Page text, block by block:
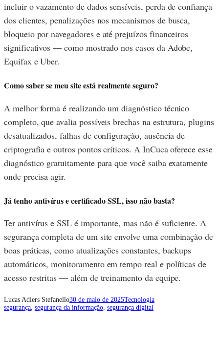
incluir o vazamento de dados sensíveis, perda de confiança
dos clientes, penalizações nos mecanismos de busca,
bloqueio por navegadores e até prejuízos financeiros
significativos — como mostrado nos casos da Adobe,
Equifax e Uber.
Como saber se meu site está realmente seguro?
A melhor forma é realizando um diagnóstico técnico
completo, que avalia possíveis brechas na estrutura, plugins
desatualizados, falhas de configuração, ausência de
criptografia e outros pontos críticos. A InCuca oferece esse
diagnóstico gratuitamente para que você saiba exatamente
onde precisa agir.
Já tenho antivírus e certificado SSL, isso não basta?
Ter antivírus e SSL é importante, mas não é suficiente. A
segurança completa de um site envolve uma combinação de
boas práticas, como atualizações constantes, backups
automáticos, monitoramento em tempo real e políticas de
acesso restritas — além de treinamento da equipe.
Lucas Adiers Stefanello30 de maio de 2025Tecnologia
segurança, segurança da informação, segurança digital